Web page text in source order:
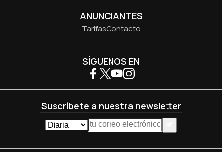
ANUNCIANTES
TarifasContacto
SÍGUENOS EN
Suscríbete a nuestra newsletter